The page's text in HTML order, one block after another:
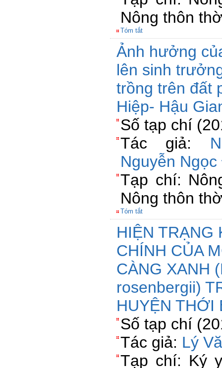
Nông thôn
Tóm tắt
Ảnh hưởng
lên sinh
trồng trên đất
Hiệp- Hậu
Số tạp chí
Tác giả:
Nguyễn
Tạp chí:
Nông thôn
Tóm tắt
HIỆN TRẠNG
CHÍNH CỦA
CÀNG XANH
rosenbergii)
HUYỆN THỚI
Số tạp chí
Tác giả: Lý
Tạp chí: Ký